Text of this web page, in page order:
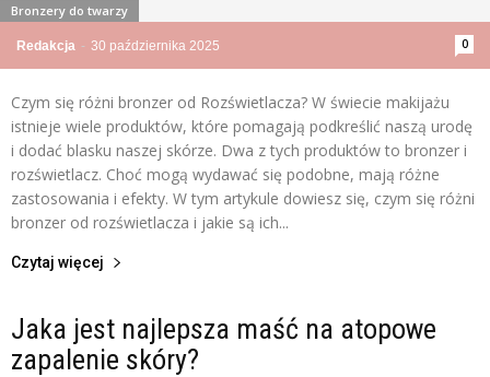
Redakcja - 30 października 2025 0
Bronzery do twarzy
Czym się różni bronzer od Rozświetlacza? W świecie makijażu
istnieje wiele produktów, które pomagają podkreślić naszą urodę
i dodać blasku naszej skórze. Dwa z tych produktów to bronzer i
rozświetlacz. Choć mogą wydawać się podobne, mają różne
zastosowania i efekty. W tym artykule dowiesz się, czym się różni
bronzer od rozświetlacza i jakie są ich...
Czytaj więcej
Jaka jest najlepsza maść na atopowe
zapalenie skóry?